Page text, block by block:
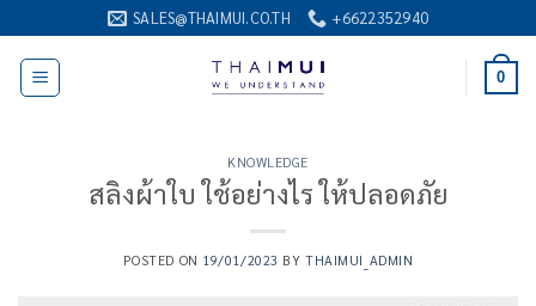
ไป
เนื้อหา
SALES@THAIMUI.CO.TH +6622352940
0
KNOWLEDGE
สลิงผ้าใบ ใช้อย่างไร ให้ปลอดภัย
POSTED ON 19/01/2023 BYTHAIMUI_ADMIN